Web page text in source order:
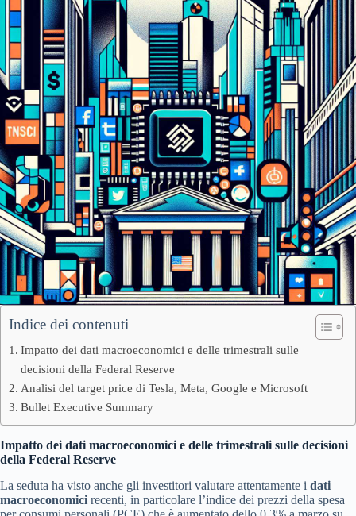
Indice dei contenuti
Impatto dei dati macroeconomici e delle trimestrali sulle
decisioni della Federal Reserve
Analisi del target price di Tesla, Meta, Google e Microsoft
Bullet Executive Summary
Impatto dei dati macroeconomici e delle trimestrali sulle decisioni
della Federal Reserve
La seduta ha visto anche gli investitori valutare attentamente i dati
macroeconomici recenti, in particolare l’indice dei prezzi della spesa